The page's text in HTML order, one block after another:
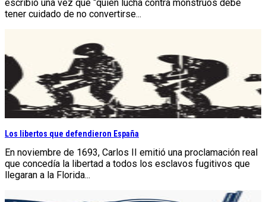
escribió una vez que “quien lucha contra monstruos debe
tener cuidado de no convertirse...
Los libertos que defendieron España
En noviembre de 1693, Carlos II emitió una proclamación real
que concedía la libertad a todos los esclavos fugitivos que
llegaran a la Florida...